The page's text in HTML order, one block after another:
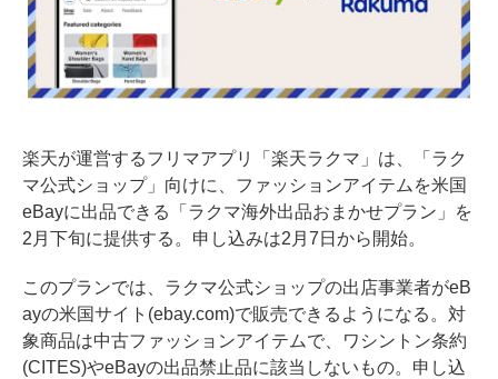
楽天が運営するフリマアプリ「楽天ラクマ」は、「ラク
マ公式ショップ」向けに、ファッションアイテムを米国
eBayに出品できる「ラクマ海外出品おまかせプラン」を
2月下旬に提供する。申し込みは2月7日から開始。
このプランでは、ラクマ公式ショップの出店事業者がeB
ayの米国サイト(ebay.com)で販売できるようになる。対
象商品は中古ファッションアイテムで、ワシントン条約
(CITES)やeBayの出品禁止品に該当しないもの。申し込